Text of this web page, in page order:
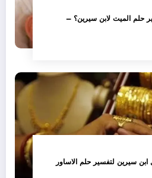
حلم الميت لابن سيرين؟ –
سيرين لتفسير حلم الاساور